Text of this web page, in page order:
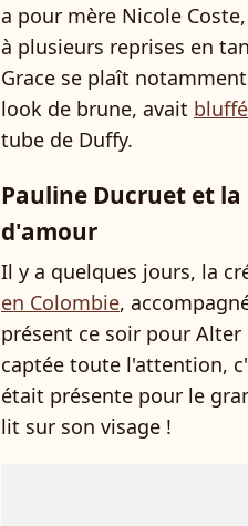
a pour mère Nicole
à plusieurs reprises en
Grace se plaît
look de brune, avait
tube de Duffy.
Pauline Ducruet et
d'amour
Il y a quelques jours, la
en Colombie,
présent ce soir pour
captée toute l'attention,
était présente pour le
lit sur son visage !